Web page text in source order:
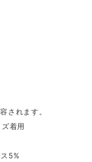
されます。
着用
5%